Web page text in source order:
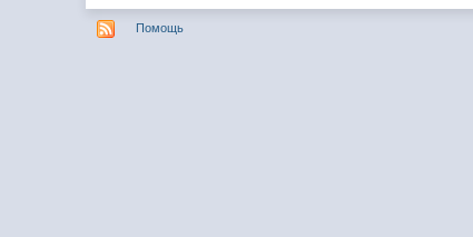
Помощь